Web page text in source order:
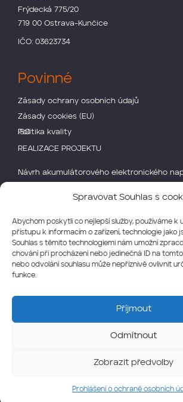
Spravovat Souhlas s
Abychom poskytli co nejlepší služby, používáme k
přístupu k informacím o zařízení, technologie jako
Souhlas s těmito technologiemi nám umožní
chování při procházení nebo jedinečná ID na
nebo odvolání souhlasu může nepříznivě ovlivnit
funkce.
Příjmout
Odmítnout
Zobrazit předvolby
Prohlášení o ochraně osobních
Frýdecká 775/20
719 00 Ostrava-Kunčice
IČO: 03623734
Povinné
Zásady ochrany osobních údajů
Zásady cookies (EU)
Politika kvality
ISO
REALIZACE PROJEKTU
Návrh akumulátorového elektronického
CZ.01.1.02/0.0/0.0/20_358/0028061